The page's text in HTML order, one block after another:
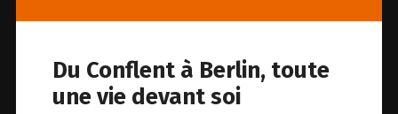
Du Conflent à Berlin, toute
une vie devant soi